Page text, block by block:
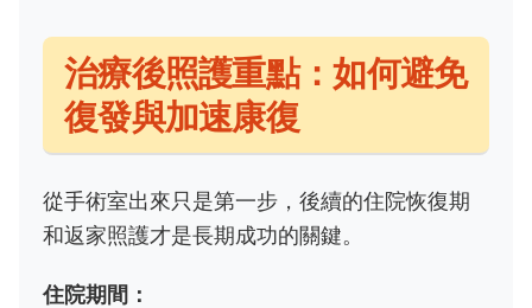
治療後照護重點：如何避免
復發與加速康復
從手術室出來只是第一步，後續的住院恢復期
和返家照護才是長期成功的關鍵。
住院期間：